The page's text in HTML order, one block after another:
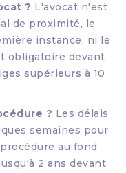
? L'avocat n'est
de proximité, le
instance, ni le
obligatoire devant
supérieurs à 10
? Les délais
semaines pour
au fond
2 ans devant